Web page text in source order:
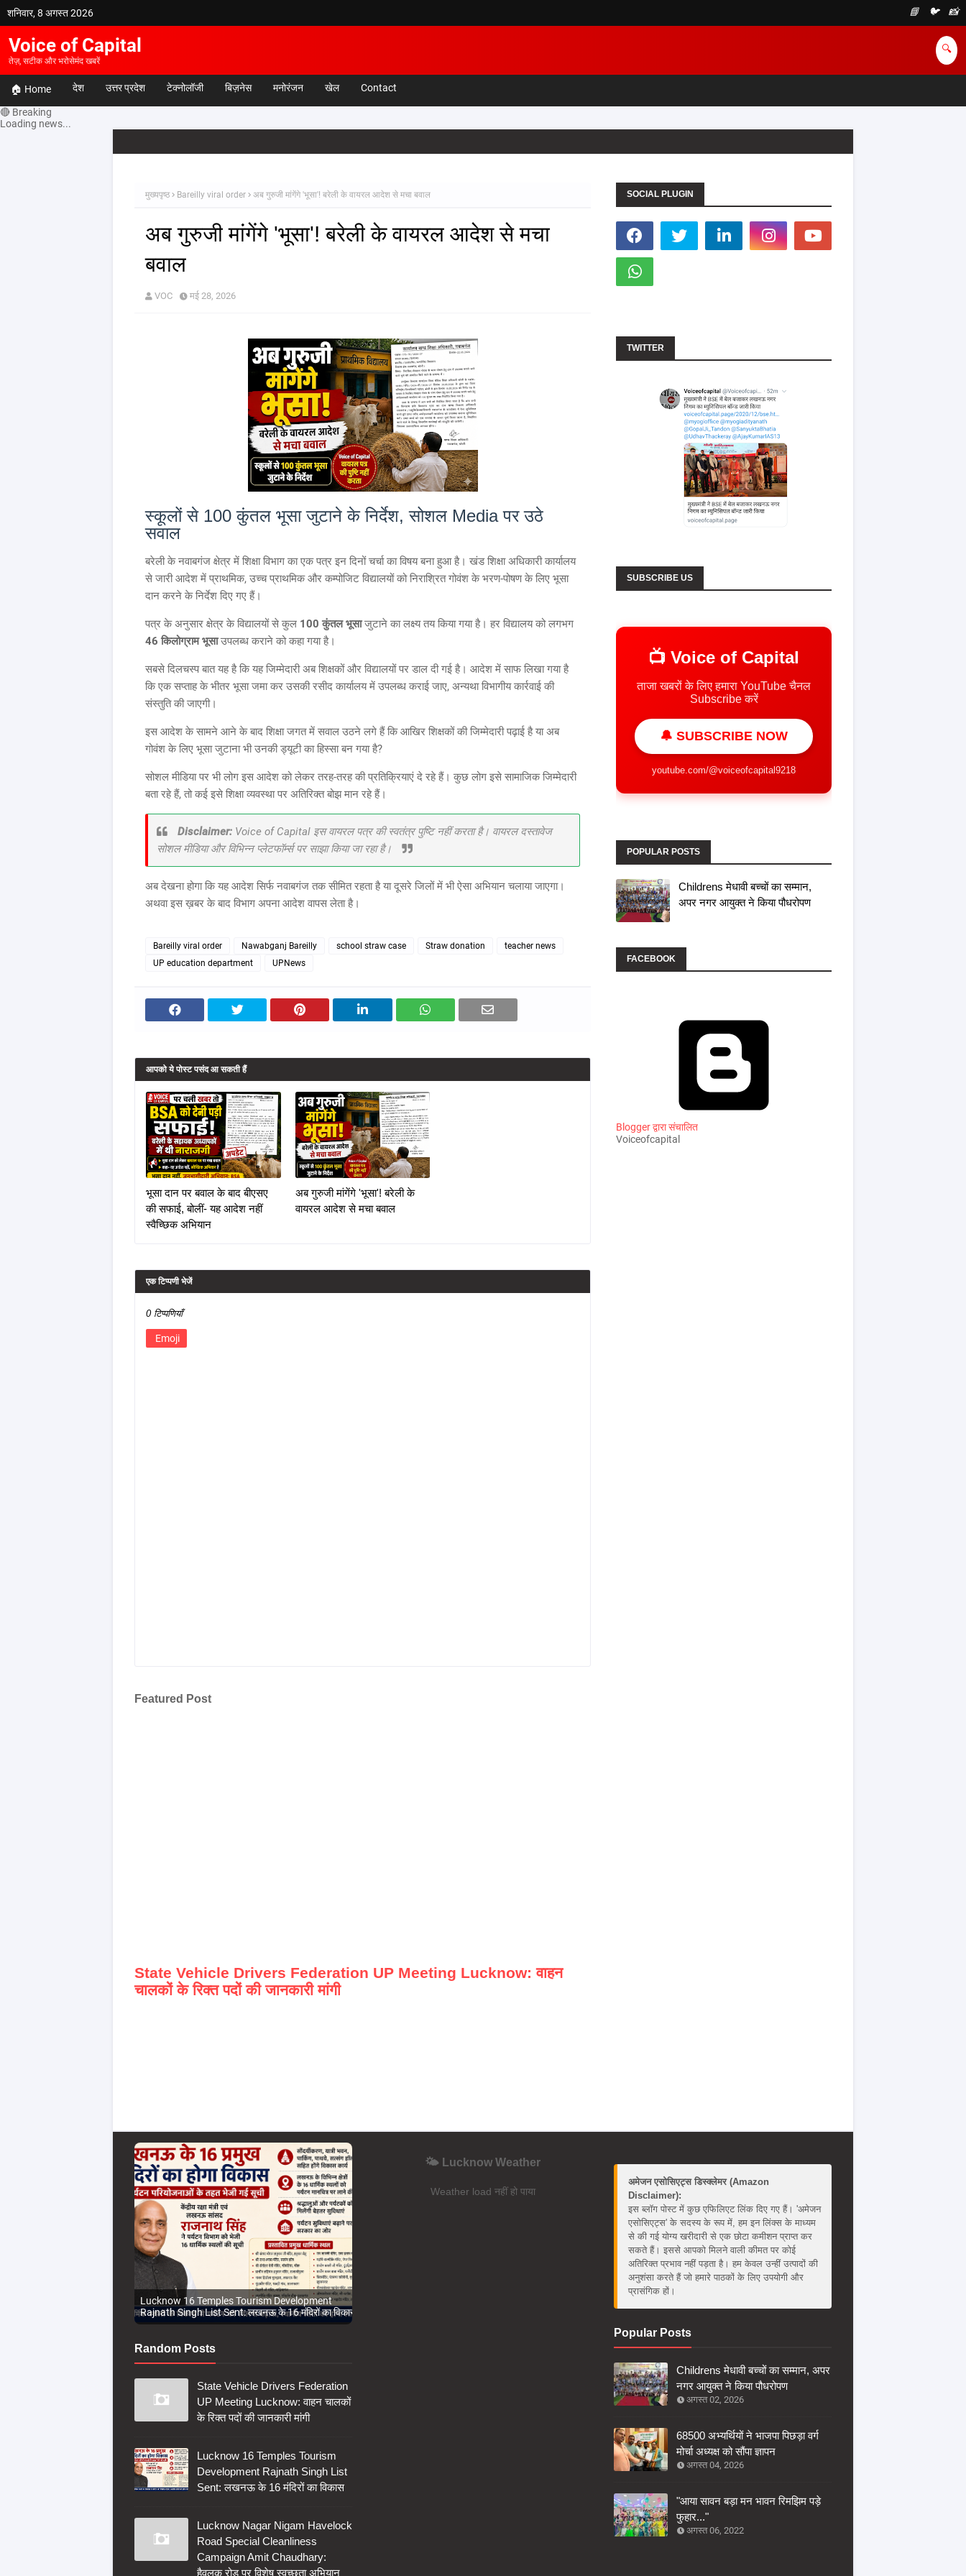
शनिवार, 8 अगस्त 2026 📘 🐦 📸
Voice of Capital
तेज़, सटीक और भरोसेमंद खबरें
🔍
🏠 Home देश उत्तर प्रदेश टेक्नोलॉजी बिज़नेस मनोरंजन खेल Contact
🔴 Breaking
Loading news...
मुख्यपृष्ठ Bareilly viral order अब गुरुजी मांगेंगे 'भूसा'! बरेली के वायरल आदेश से मचा बवाल
अब गुरुजी मांगेंगे 'भूसा'! बरेली के वायरल आदेश से मचा
बवाल
VOC मई 28, 2026
स्कूलों से 100 कुंतल भूसा जुटाने के निर्देश, सोशल Media पर उठे
सवाल
बरेली के नवाबगंज क्षेत्र में शिक्षा विभाग का एक पत्र इन दिनों चर्चा का विषय बना हुआ है। खंड शिक्षा अधिकारी कार्यालय
से जारी आदेश में प्राथमिक, उच्च प्राथमिक और कम्पोजिट विद्यालयों को निराश्रित गोवंश के भरण-पोषण के लिए भूसा
दान करने के निर्देश दिए गए हैं।
पत्र के अनुसार क्षेत्र के विद्यालयों से कुल 100 कुंतल भूसाजुटाने का लक्ष्य तय किया गया है। हर विद्यालय को लगभग
46 किलोग्राम भूसाउपलब्ध कराने को कहा गया है।
सबसे दिलचस्प बात यह है कि यह जिम्मेदारी अब शिक्षकों और विद्यालयों पर डाल दी गई है। आदेश में साफ लिखा गया है
कि एक सप्ताह के भीतर भूसा जमा कर उसकी रसीद कार्यालय में उपलब्ध कराई जाए, अन्यथा विभागीय कार्रवाई की
संस्तुति की जाएगी।
इस आदेश के सामने आने के बाद शिक्षा जगत में सवाल उठने लगे हैं कि आखिर शिक्षकों की जिम्मेदारी पढ़ाई है या अब
गोवंश के लिए भूसा जुटाना भी उनकी ड्यूटी का हिस्सा बन गया है?
सोशल मीडिया पर भी लोग इस आदेश को लेकर तरह-तरह की प्रतिक्रियाएं दे रहे हैं। कुछ लोग इसे सामाजिक जिम्मेदारी
बता रहे हैं, तो कई इसे शिक्षा व्यवस्था पर अतिरिक्त बोझ मान रहे हैं।
Disclaimer: Voice of Capital इस वायरल पत्र की स्वतंत्र पुष्टि नहीं करता है। वायरल दस्तावेज
सोशल मीडिया और विभिन्न प्लेटफॉर्म्स पर साझा किया जा रहा है।
अब देखना होगा कि यह आदेश सिर्फ नवाबगंज तक सीमित रहता है या दूसरे जिलों में भी ऐसा अभियान चलाया जाएगा।
अथवा इस ख़बर के बाद विभाग अपना आदेश वापस लेता है।
Bareilly viral order Nawabganj Bareilly school straw case Straw donation
teacher news
UP education department
UPNews
आपको ये पोस्ट पसंद आ सकती हैं
भूसा दान पर बवाल के बाद बीएसए
की सफाई, बोलीं- यह आदेश नहीं
स्वैच्छिक अभियान
अब गुरुजी मांगेंगे 'भूसा'! बरेली के
वायरल आदेश से मचा बवाल
एक टिप्पणी भेजें
0 टिप्पणियाँ
Emoji
Featured Post
State Vehicle Drivers Federation UP Meeting Lucknow: वाहन
चालकों के रिक्त पदों की जानकारी मांगी
SOCIAL PLUGIN
TWITTER
SUBSCRIBE US
📺 Voice of Capital
ताजा खबरों के लिए हमारा YouTube चैनल
Subscribe करें
🔔 SUBSCRIBE NOW
youtube.com/@voiceofcapital9218
POPULAR POSTS
Childrens मेधावी बच्चों का सम्मान,
अपर नगर आयुक्त ने किया पौधरोपण
FACEBOOK
Blogger द्वारा संचालित
Voiceofcapital
Lucknow Nagar Nigam Havelock Road Special
Cleanliness Campaign Amit Chaudhary: हैवलक रोड
पर विशेष स्वच्छता अभियान
Random Posts
State Vehicle Drivers Federation
UP Meeting Lucknow: वाहन चालकों
के रिक्त पदों की जानकारी मांगी
Lucknow 16 Temples Tourism
Development Rajnath Singh List
Sent: लखनऊ के 16 मंदिरों का विकास
Lucknow Nagar Nigam Havelock
Road Special Cleanliness
Campaign Amit Chaudhary:
हैवलक रोड पर विशेष स्वच्छता अभियान
🌤️ Lucknow Weather
Weather load नहीं हो पाया
अमेजन एसोसिएट्स डिस्क्लेमर (Amazon
Disclaimer):
इस ब्लॉग पोस्ट में कुछ एफिलिएट लिंक दिए गए हैं। 'अमेजन
एसोसिएट्स' के सदस्य के रूप में, हम इन लिंक्स के माध्यम
से की गई योग्य खरीदारी से एक छोटा कमीशन प्राप्त कर
सकते हैं। इससे आपको मिलने वाली कीमत पर कोई
अतिरिक्त प्रभाव नहीं पड़ता है। हम केवल उन्हीं उत्पादों की
अनुशंसा करते हैं जो हमारे पाठकों के लिए उपयोगी और
प्रासंगिक हों।
Popular Posts
Childrens मेधावी बच्चों का सम्मान, अपर
नगर आयुक्त ने किया पौधरोपण
अगस्त 02, 2026
68500 अभ्यर्थियों ने भाजपा पिछड़ा वर्ग
मोर्चा अध्यक्ष को सौंपा ज्ञापन
अगस्त 04, 2026
"आया सावन बड़ा मन भावन रिमझिम पड़े
फुहार..."
अगस्त 06, 2022